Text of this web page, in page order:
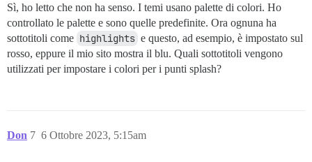
Sì, ho letto che non ha senso. I temi usano palette di colori. Ho
controllato le palette e sono quelle predefinite. Ora ognuna ha
sottotitoli come highlights e questo, ad esempio, è impostato sul
rosso, eppure il mio sito mostra il blu. Quali sottotitoli vengono
utilizzati per impostare i colori per i punti splash?
Don 6 Ottobre 2023, 5:15am
7